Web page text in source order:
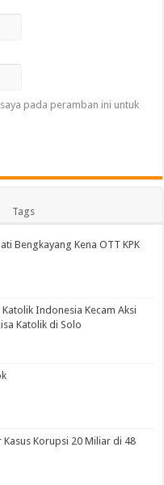
pada peramban ini untuk
Tags
Bengkayang Kena OTT KPK
Indonesia Kecam Aksi
Katolik di Solo
Korupsi 20 Miliar di 48